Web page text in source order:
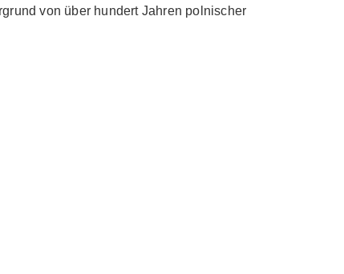
von über hundert Jahren polnischer